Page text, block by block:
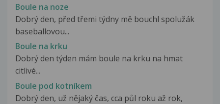
Boule na noze
Dobrý den, před třemi týdny mě bouchl spolužák
baseballovou...
Boule na krku
Dobrý den týden mám boule na krku na hmat
citlivé...
Boule pod kotníkem
Dobrý den, už nějaký čas, cca půl roku až rok,